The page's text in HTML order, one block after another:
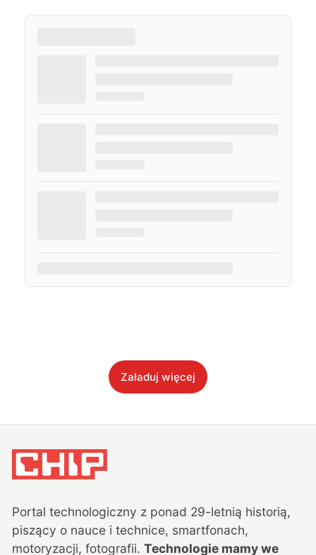
Załaduj więcej
Portal technologiczny z ponad 29-letnią historią,
piszący o nauce i technice, smartfonach,
motoryzacji, fotografii. Technologie mamy we